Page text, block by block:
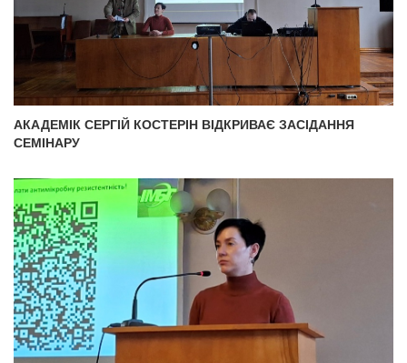
АКАДЕМІК СЕРГІЙ КОСТЕРІН ВІДКРИВАЄ ЗАСІДАННЯ
СЕМІНАРУ